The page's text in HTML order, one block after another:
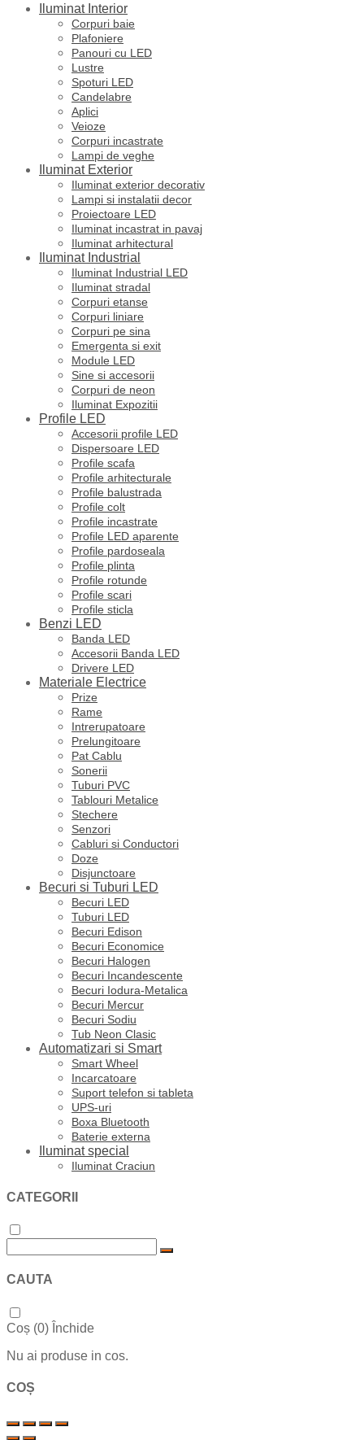
Iluminat Interior
Corpuri baie
Plafoniere
Panouri cu LED
Lustre
Spoturi LED
Candelabre
Aplici
Veioze
Corpuri incastrate
Lampi de veghe
Iluminat Exterior
Iluminat exterior decorativ
Lampi si instalatii decor
Proiectoare LED
Iluminat incastrat in pavaj
Iluminat arhitectural
Iluminat Industrial
Iluminat Industrial LED
Iluminat stradal
Corpuri etanse
Corpuri liniare
Corpuri pe sina
Emergenta si exit
Module LED
Sine si accesorii
Corpuri de neon
Iluminat Expozitii
Profile LED
Accesorii profile LED
Dispersoare LED
Profile scafa
Profile arhitecturale
Profile balustrada
Profile colt
Profile incastrate
Profile LED aparente
Profile pardoseala
Profile plinta
Profile rotunde
Profile scari
Profile sticla
Benzi LED
Banda LED
Accesorii Banda LED
Drivere LED
Materiale Electrice
Prize
Rame
Intrerupatoare
Prelungitoare
Pat Cablu
Sonerii
Tuburi PVC
Tablouri Metalice
Stechere
Senzori
Cabluri si Conductori
Doze
Disjunctoare
Becuri si Tuburi LED
Becuri LED
Tuburi LED
Becuri Edison
Becuri Economice
Becuri Halogen
Becuri Incandescente
Becuri Iodura-Metalica
Becuri Mercur
Becuri Sodiu
Tub Neon Clasic
Automatizari si Smart
Smart Wheel
Incarcatoare
Suport telefon si tableta
UPS-uri
Boxa Bluetooth
Baterie externa
Iluminat special
Iluminat Craciun
CATEGORII
CAUTA
Coș (0) Închide
Nu ai produse in cos.
COȘ